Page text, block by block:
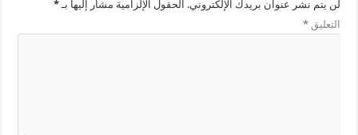
لن يتم نشر عنوان بريدك الإلكتروني. الحقول الإلزامية مشار إليها بـ*
التعليق*